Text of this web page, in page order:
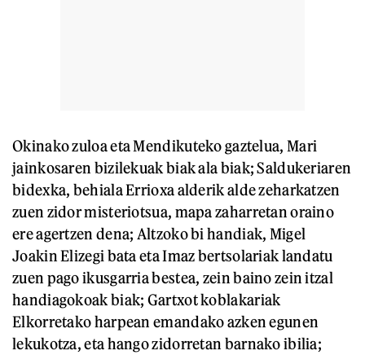
Okinako zuloa eta Mendikuteko gaztelua, Mari
jainkosaren bizilekuak biak ala biak; Saldukeriaren
bidexka, behiala Errioxa alderik alde zeharkatzen
zuen zidor misteriotsua, mapa zaharretan oraino
ere agertzen dena; Altzoko bi handiak, Migel
Joakin Elizegi bata eta Imaz bertsolariak landatu
zuen pago ikusgarria bestea, zein baino zein itzal
handiagokoak biak; Gartxot koblakariak
Elkorretako harpean emandako azken egunen
lekukotza, eta hango zidorretan barnako ibilia;